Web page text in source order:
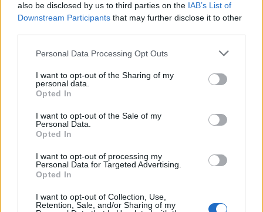
also be disclosed by us to third parties on the IAB’s List of
Downstream Participants that may further disclose it to other
Please note that this website/app uses one or more Google
not limited to your visit or usage behaviour. You may click to
grant or deny consent to Google and its third-party tags to
use your data for below specified purposes in below Google
consent section.
Personal Data Processing Opt Outs
I want to opt-out of the Sharing of my
personal data.
Opted In
I want to opt-out of the Sale of my
Personal Data.
Opted In
I want to opt-out of processing my
Personal Data for Targeted Advertising.
Opted In
I want to opt-out of Collection, Use,
Retention, Sale, and/or Sharing of my